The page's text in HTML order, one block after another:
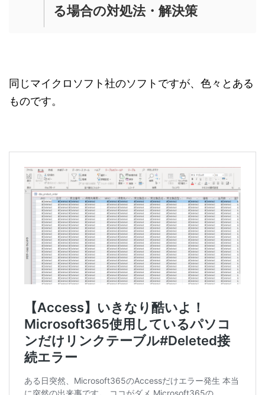
る場合の対処法・解決策
同じマイクロソフト社のソフトですが、色々とある
ものです。